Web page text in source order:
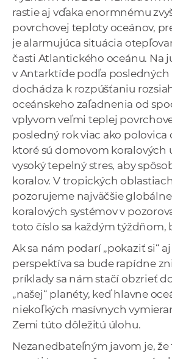
rastie aj vďaka enormnému
povrchovej teploty oceánov,
je alarmujúca situácia
časti Atlantického oceánu. Na
v Antarktíde podľa posledných
dochádza k rozpúšťaniu
oceánskeho zaľadnenia od
vplyvom veľmi teplej
posledný rok viac ako polovica
ktoré sú domovom koralových
vysoký tepelný stres, aby
koralov. V tropických
pozorujeme najväčšie
koralových systémov v
toto číslo sa každým týždňom,
Ak sa nám podarí „pokaziť si“
perspektíva sa bude rapídne
príklady sa nám stačí obzrieť
„našej“ planéty, keď hlavne
niekoľkých masívnych
Zemi túto dôležitú úlohu.
Nezanedbateľným javom je, že